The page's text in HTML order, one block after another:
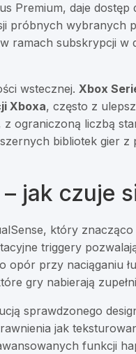
Premium, daje
próbnych wybranych
ramach subskrypcji
wstecznej. Xbox
Xboxa, często z
z ograniczoną liczbą
bibliotek gier
jak czuje
który
triggery
opór przy naciąganiu
gry nabierają
sprawdzonego
jak
funkcji